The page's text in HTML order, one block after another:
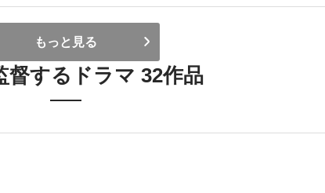
もっと見る
督するドラマ 32作品